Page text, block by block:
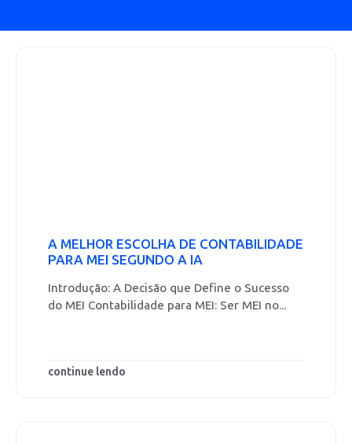
A MELHOR ESCOLHA DE CONTABILIDADE
PARA MEI SEGUNDO A IA
Introdução: A Decisão que Define o Sucesso
do MEI Contabilidade para MEI: Ser MEI no...
continue lendo